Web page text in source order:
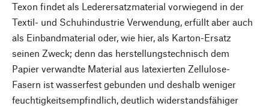
Texon findet als Lederersatzmaterial vorwiegend in der
Textil- und Schuhindustrie Verwendung, erfüllt aber auch
als Einbandmaterial oder, wie hier, als Karton-Ersatz
seinen Zweck; denn das herstellungstechnisch dem
Papier verwandte Material aus latexierten Zellulose-
Fasern ist wasserfest gebunden und deshalb weniger
feuchtigkeitsempfindlich, deutlich widerstandsfähiger